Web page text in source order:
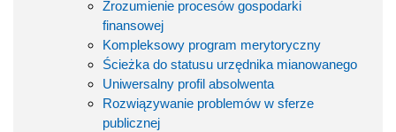
Zrozumienie procesów gospodarki
finansowej
Kompleksowy program merytoryczny
Ścieżka do statusu urzędnika mianowanego
Uniwersalny profil absolwenta
Rozwiązywanie problemów w sferze
publicznej